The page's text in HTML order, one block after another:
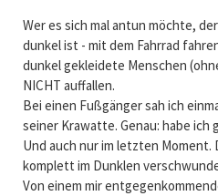
Wer es sich mal antun möchte,
dunkel ist - mit dem Fahrrad
dunkel gekleidete Menschen
NICHT auffallen.
Bei einen Fußgänger sah ich
seiner Krawatte. Genau: habe ich
Und auch nur im letzten Moment.
komplett im Dunklen
Von einem mir